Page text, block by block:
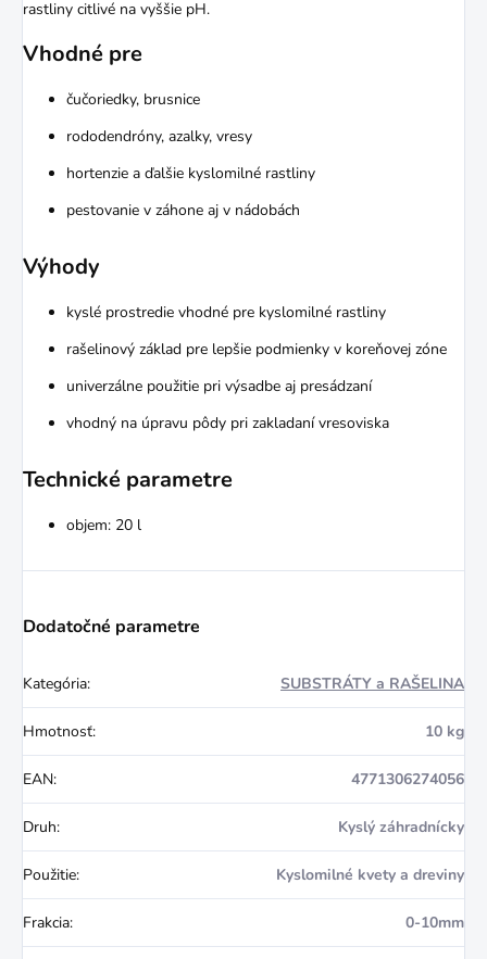
rastliny citlivé na vyššie pH.
Vhodné pre
čučoriedky, brusnice
rododendróny, azalky, vresy
hortenzie a ďalšie kyslomilné rastliny
pestovanie v záhone aj v nádobách
Výhody
kyslé prostredie vhodné pre kyslomilné rastliny
rašelinový základ pre lepšie podmienky v koreňovej zóne
univerzálne použitie pri výsadbe aj presádzaní
vhodný na úpravu pôdy pri zakladaní vresoviska
Technické parametre
objem: 20 l
Dodatočné parametre
Kategória: SUBSTRÁTY a RAŠELINA
Hmotnosť: 10 kg
EAN: 4771306274056
Druh: Kyslý záhradnícky
Použitie: Kyslomilné kvety a dreviny
Frakcia: 0-10mm